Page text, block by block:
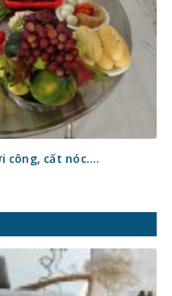
công, cất nóc….